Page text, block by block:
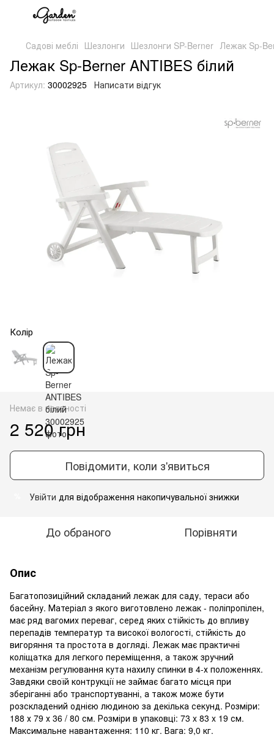
Садові меблі Шезлонги Шезлонги SP-Berner Лежак Sp-
Лежак Sp-Berner ANTIBES білий
Артикул: 30002925 Написати відгук
Колір
Немає в наявності
2 520 грн
Повідомити, коли з'явиться
Увійти для відображення накопичувальної знижки
До обраного Порівняти
Опис
Багатопозиційний складаний лежак для саду, тераси або
басейну. Матеріал з якого виготовлено лежак - поліпропілен,
має ряд вагомих переваг, серед яких стійкість до впливу
перепадів температур та високої вологості, стійкість до
вигоряння та простота в догляді. Лежак має практичні
коліщатка для легкого переміщення, а також зручний
механізм регулювання кута нахилу спинки в 4-х положеннях.
Завдяки своїй контрукції не займає багато місця при
зберіганні або транспортуванні, а також може бути
розскладений однією людиною за декілька секунд. Розміри:
188 х 79 х 36 / 80 см. Розміри в упаковці: 73 x 83 x 19 см.
Максимальне навантаження: 110 кг. Вага: 9,0 кг.